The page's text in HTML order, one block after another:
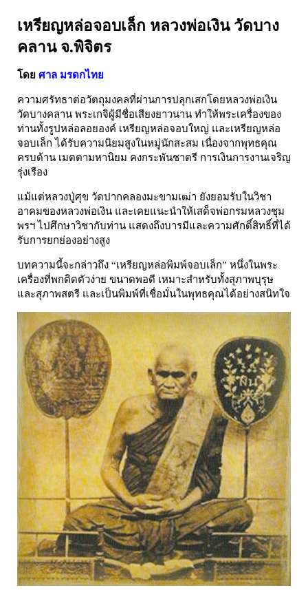
เหรียญหล่อจอบเล็ก หลวงพ่อเงิน วัดบาง
คลาน จ.พิจิตร
โดย ศาล มรดกไทย
ความศรัทธาต่อวัตถุมงคลที่ผ่านการปลุกเสกโดยหลวงพ่อเงิน
วัดบางคลาน พระเกจิผู้มีชื่อเสียงยาวนาน ทำให้พระเครื่องของ
ท่านทั้งรูปหล่อลอยองค์ เหรียญหล่อจอบใหญ่ และเหรียญหล่อ
จอบเล็ก ได้รับความนิยมสูงในหมู่นักสะสม เนื่องจากพุทธคุณ
ครบด้าน เมตตามหานิยม คงกระพันชาตรี การเงินการงานเจริญ
รุ่งเรือง
แม้แต่หลวงปู่ศุข วัดปากคลองมะขามเฒ่า ยังยอมรับในวิชา
อาคมของหลวงพ่อเงิน และเคยแนะนำให้เสด็จพ่อกรมหลวงชุม
พรฯ ไปศึกษาวิชากับท่าน แสดงถึงบารมีและความศักดิ์สิทธิ์ที่ได้
รับการยกย่องอย่างสูง
บทความนี้จะกล่าวถึง “เหรียญหล่อพิมพ์จอบเล็ก” หนึ่งในพระ
เครื่องที่พกติดตัวง่าย ขนาดพอดี เหมาะสำหรับทั้งสุภาพบุรุษ
และสุภาพสตรี และเป็นพิมพ์ที่เชื่อมั่นในพุทธคุณได้อย่างสนิทใจ